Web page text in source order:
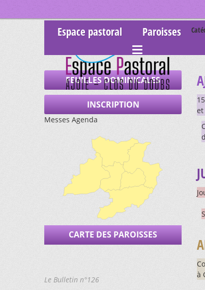
Espace pastoral Paroisses
et
à
FEUILLES DOMINICALES
INSCRIPTION
Messes Agenda
CARTE DES PAROISSES
Le Bulletin n°126